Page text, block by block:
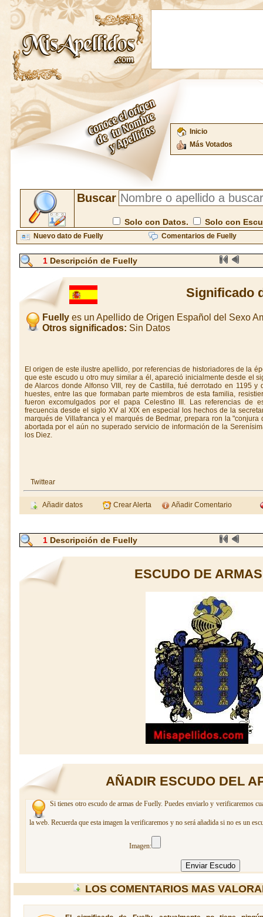
Inicio
Más Votados
Buscar
Solo con Datos. Solo con
Nuevo dato de Fuelly Comentarios de Fuelly
1 Descripción de Fuelly
Significado
Fuellyes un Apellido de Origen Español del Sexo
Otros significados: Sin Datos
El origen de este ilustre apellido, por referencias de historiadores de la
que este escudo u otro muy similar a él, apareció inicialmente desde el
de Alarcos donde Alfonso VIII, rey de Castilla, fué derrotado en 1195
huestes, entre las que formaban parte miembros de esta familia,
fueron excomulgados por el papa Celestino III. Las referencias de
frecuencia desde el siglo XV al XIX en especial los hechos de la
marqués de Villafranca y el marqués de Bedmar, prepara ron la
abortada por el aún no superado servicio de información de la
los Diez.
Twittear
Añadir datos Crear Alerta Añadir Comentario
1 Descripción de Fuelly
ESCUDO DE
AÑADIR ESCUDO DEL
Si tienes otro escudo de armas de Fuelly. Puedes enviarlo y verificaremos
la web. Recuerda que esta imagen la verificaremos y no será añadida si no es un
Imagen:
LOS COMENTARIOS MAS